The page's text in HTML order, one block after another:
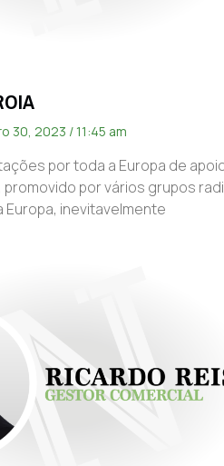
30, 2023 11:45 am
por toda a Europa de
por vários grupos
Europa, inevitavelmente